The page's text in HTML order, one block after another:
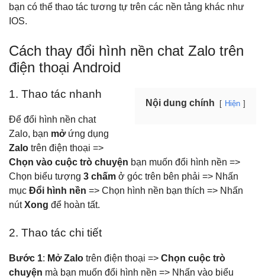
bạn có thể thao tác tương tự trên các nền tảng khác như
IOS.
Cách thay đổi hình nền chat Zalo trên
điện thoại Android
Nội dung chính Hiện
1. Thao tác nhanh
Để đổi hình nền chat
Zalo, bạn mởứng dụng
Zalo trên điện thoại =>
Chọn vào cuộc trò chuyện bạn muốn đổi hình nền =>
Chọn biểu tượng 3 chấm ở góc trên bên phải => Nhấn
mục Đổi hình nền => Chọn hình nền bạn thích => Nhấn
nútXong để hoàn tất.
2. Thao tác chi tiết
Bước 1: Mở Zalo trên điện thoại => Chọn cuộc trò
chuyện mà bạn muốn đổi hình nền => Nhấn vào biểu